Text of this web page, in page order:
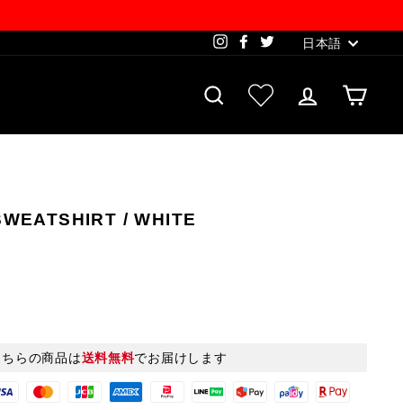
InstagramFacebook
TwitterLanguage
日本語
SEARCHお気に入り一覧
LOG IN
/ WHITE
ちらの商品は送料無料でお届けします